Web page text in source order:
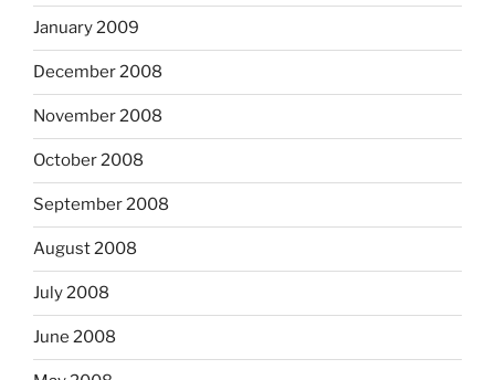
January 2009
December 2008
November 2008
October 2008
September 2008
August 2008
July 2008
June 2008